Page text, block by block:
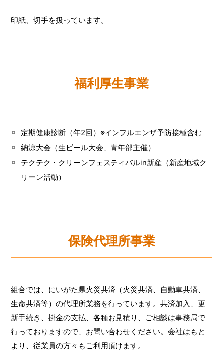
印紙、切手を扱っています。
福利厚生事業
定期健康診断（年2回）※インフルエンザ予防接種含む
納涼大会（生ビール大会、青年部主催）
テクテク・クリーンフェスティバルin新産（新産地域ク
リーン活動）
保険代理所事業
組合では、にいがた県火災共済（火災共済、自動車共済、
生命共済等）の代理所業務を行っています。共済加入、更
新手続き、掛金の支払、各種お見積り、ご相談は事務局で
行っておりますので、お問い合わせください。会社はもと
より、従業員の方々もご利用頂けます。